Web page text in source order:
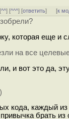
^^] [^^^] [ответить] [к
которая еще и
на все
и вот это да,
кода, каждый
брать